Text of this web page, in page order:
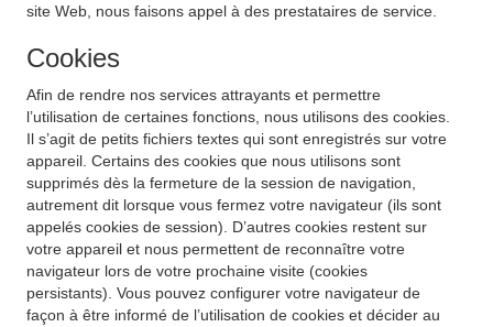
site Web, nous faisons appel à des prestataires de service.
Cookies
Afin de rendre nos services attrayants et permettre
l’utilisation de certaines fonctions, nous utilisons des cookies.
Il s’agit de petits fichiers textes qui sont enregistrés sur votre
appareil. Certains des cookies que nous utilisons sont
supprimés dès la fermeture de la session de navigation,
autrement dit lorsque vous fermez votre navigateur (ils sont
appelés cookies de session). D’autres cookies restent sur
votre appareil et nous permettent de reconnaître votre
navigateur lors de votre prochaine visite (cookies
persistants). Vous pouvez configurer votre navigateur de
façon à être informé de l’utilisation de cookies et décider au